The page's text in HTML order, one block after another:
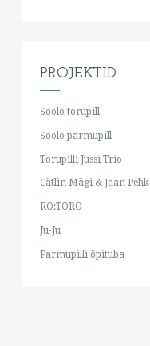
PROJEKTID
Soolo torupill
Soolo parmupill
Torupilli Jussi Trio
Cätlin Mägi & Jaan Pehk
RO:TORO
Ju-Ju
Parmupilli õpituba